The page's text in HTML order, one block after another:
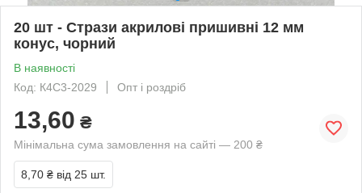
20 шт - Стрази акрилові пришивні 12 мм
конус, чорний
В наявності
Код: К4С3-2029
Опт і роздріб
13,60 ₴
Мінімальна сума замовлення на сайті — 200 ₴
8,70 ₴ від 25 шт.